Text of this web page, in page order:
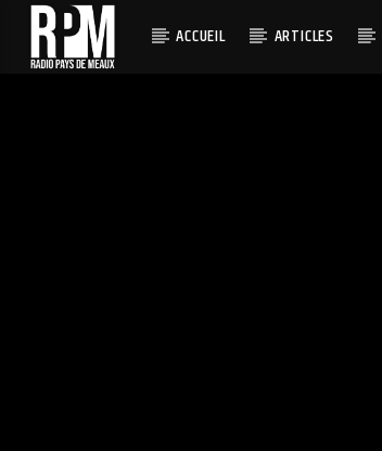
ACCUEIL ARTICLES